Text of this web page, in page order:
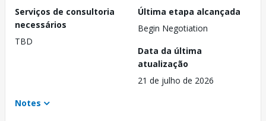
Serviços de consultoria
necessários
TBD
Última etapa alcançada
Begin Negotiation
Data da última
atualização
21 de julho de 2026
Notes